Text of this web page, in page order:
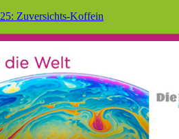
Zuversichts-Koffein